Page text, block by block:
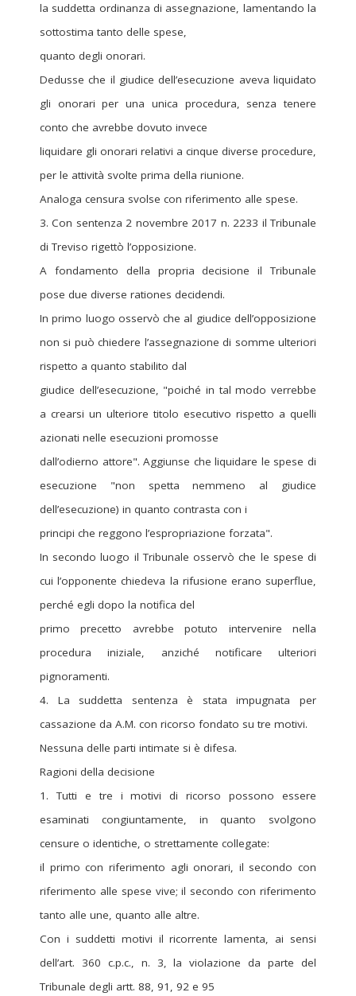
la suddetta ordinanza di assegnazione, lamentando la
sottostima tanto delle spese,
quanto degli onorari.
Dedusse che il giudice dell’esecuzione aveva liquidato
gli onorari per una unica procedura, senza tenere
conto che avrebbe dovuto invece
liquidare gli onorari relativi a cinque diverse procedure,
per le attività svolte prima della riunione.
Analoga censura svolse con riferimento alle spese.
3. Con sentenza 2 novembre 2017 n. 2233 il Tribunale
di Treviso rigettò l’opposizione.
A fondamento della propria decisione il Tribunale
pose due diverse rationes decidendi.
In primo luogo osservò che al giudice dell’opposizione
non si può chiedere l’assegnazione di somme ulteriori
rispetto a quanto stabilito dal
giudice dell’esecuzione, "poiché in tal modo verrebbe
a crearsi un ulteriore titolo esecutivo rispetto a quelli
azionati nelle esecuzioni promosse
dall’odierno attore". Aggiunse che liquidare le spese di
esecuzione "non spetta nemmeno al giudice
dell’esecuzione) in quanto contrasta con i
principi che reggono l’espropriazione forzata".
In secondo luogo il Tribunale osservò che le spese di
cui l’opponente chiedeva la rifusione erano superflue,
perché egli dopo la notifica del
primo precetto avrebbe potuto intervenire nella
procedura iniziale, anziché notificare ulteriori
pignoramenti.
4. La suddetta sentenza è stata impugnata per
cassazione da A.M. con ricorso fondato su tre motivi.
Nessuna delle parti intimate si è difesa.
Ragioni della decisione
1. Tutti e tre i motivi di ricorso possono essere
esaminati congiuntamente, in quanto svolgono
censure o identiche, o strettamente collegate:
il primo con riferimento agli onorari, il secondo con
riferimento alle spese vive; il secondo con riferimento
tanto alle une, quanto alle altre.
Con i suddetti motivi il ricorrente lamenta, ai sensi
dell’art. 360 c.p.c., n. 3, la violazione da parte del
Tribunale degli artt. 88, 91, 92 e 95